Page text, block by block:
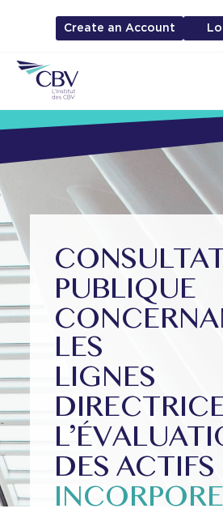
Create an Account
PUBLIQUE
LES
LIGNES
DES ACTIFS